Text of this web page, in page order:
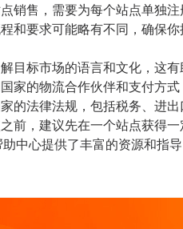
销售，需要为每个站点单独
和要求可能略有不同，确保
目标市场的语言和文化，这
家的物流合作伙伴和支付方
的法律法规，包括税务、进
前，建议先在一个站点获得
助中心提供了丰富的资源和指